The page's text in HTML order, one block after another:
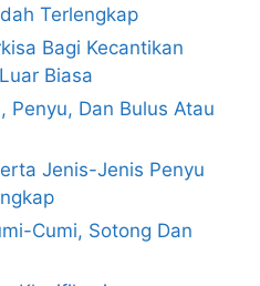
Terlengkap
Bagi Kecantikan
Biasa
Penyu, Dan Bulus Atau
Jenis-Jenis Penyu
Cumi, Sotong Dan